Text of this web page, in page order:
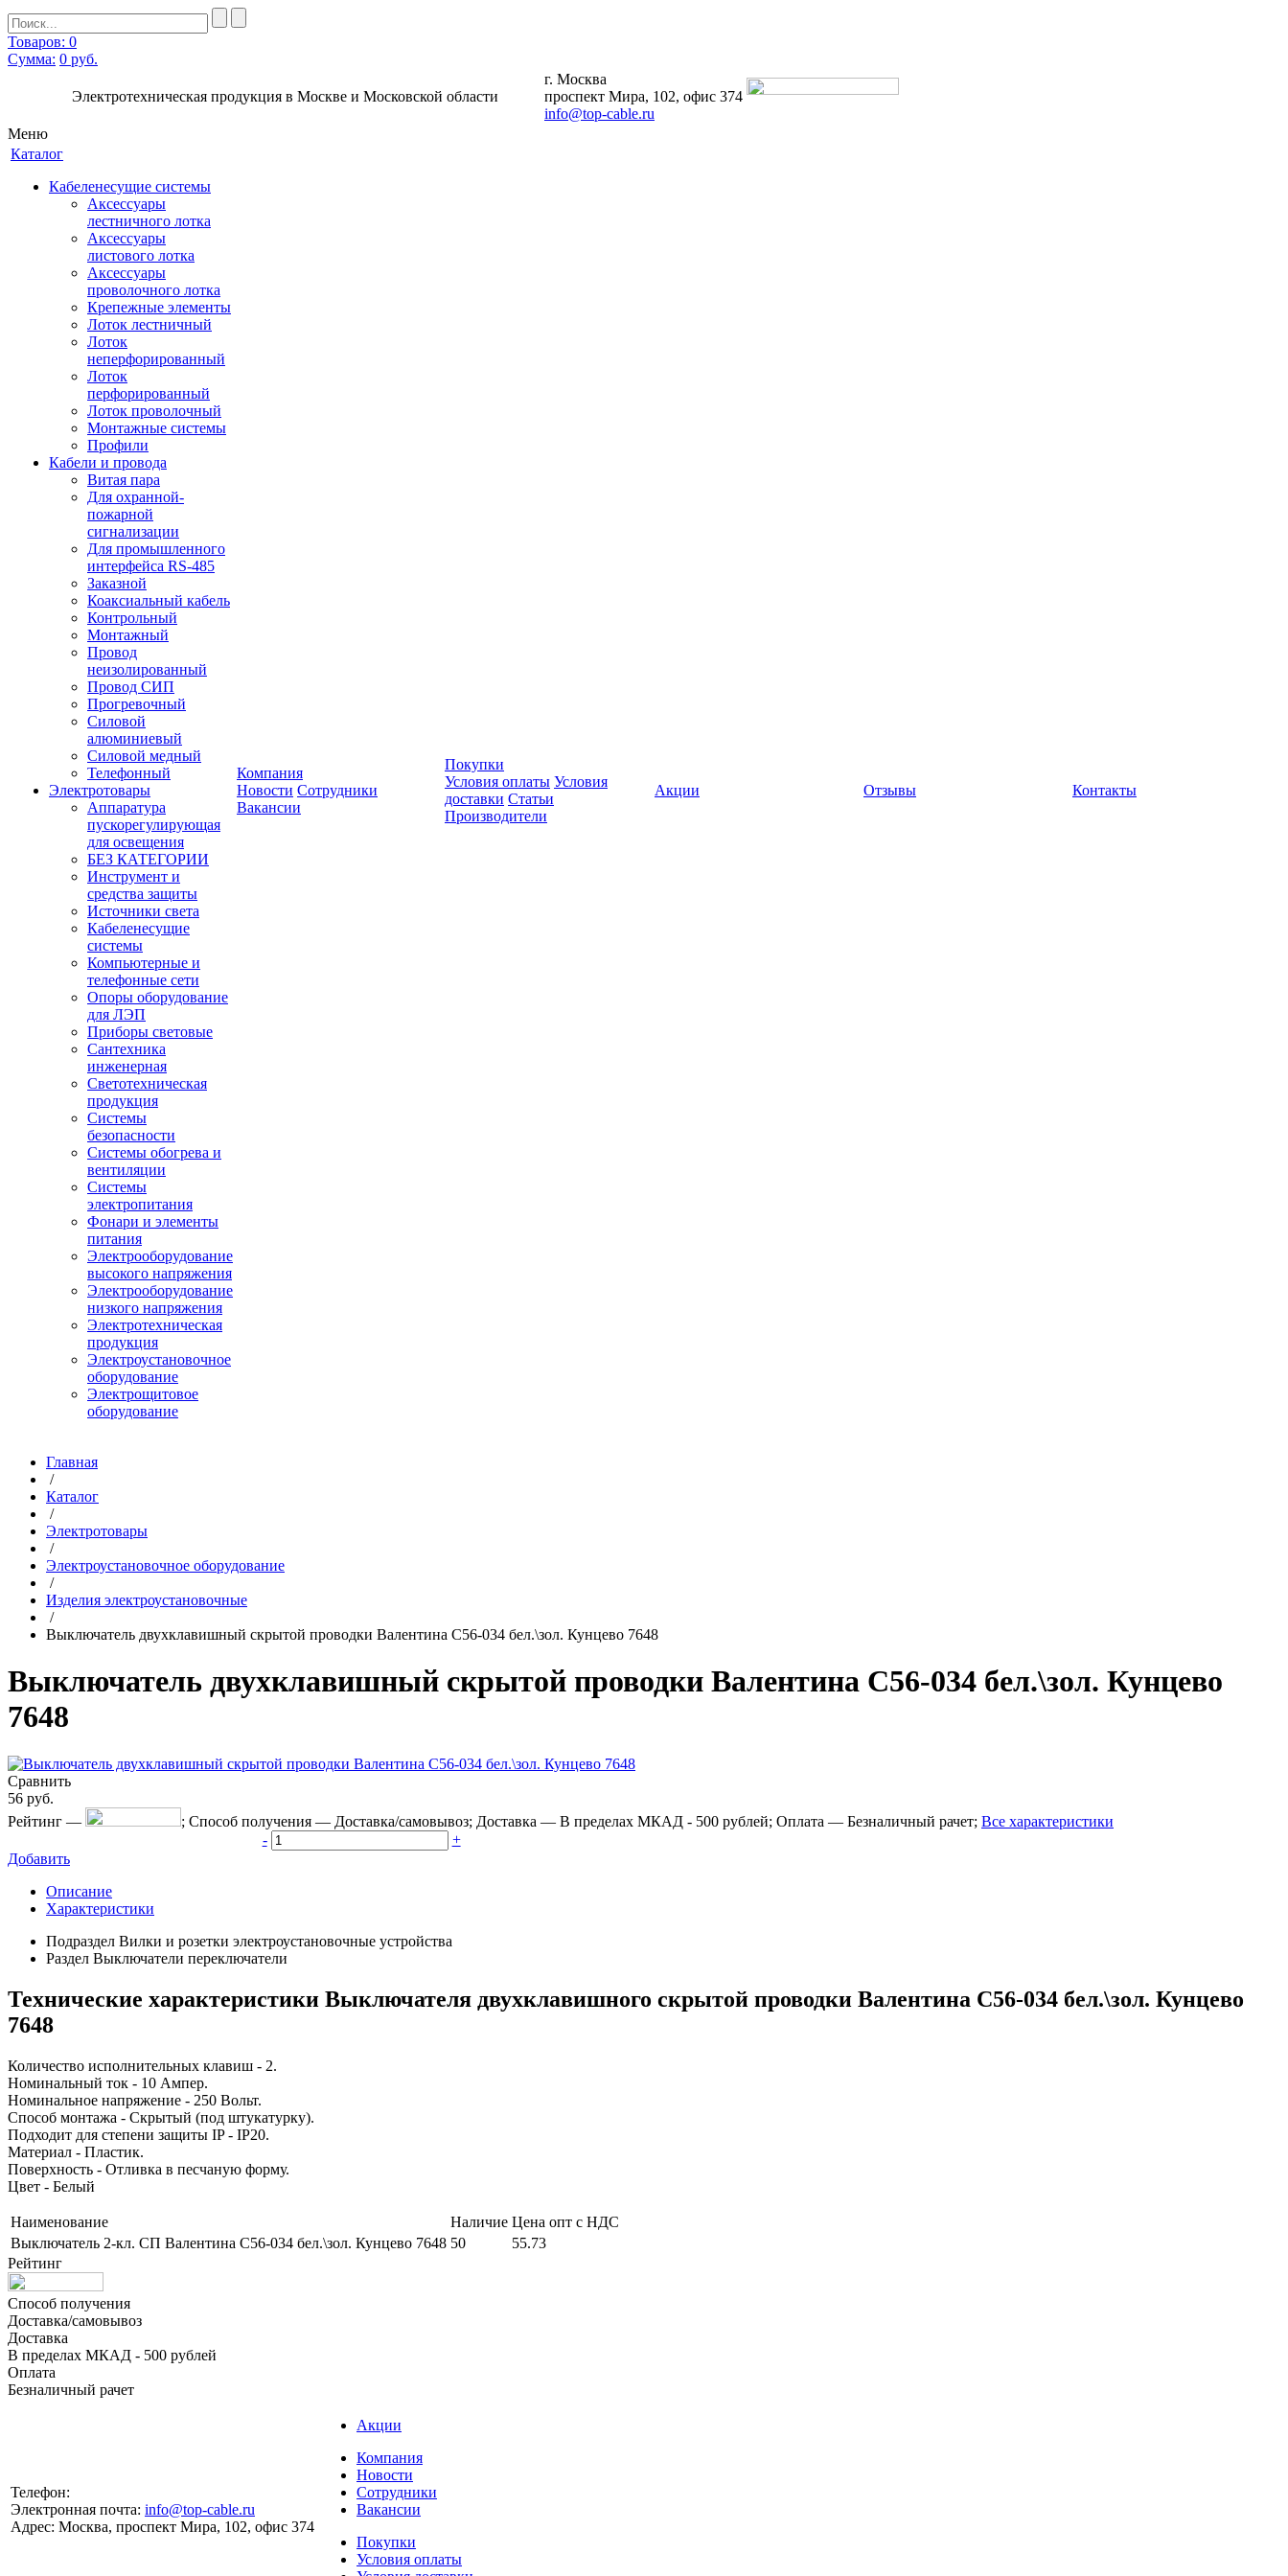
Товаров: 0
Сумма: 0 руб.
Электротехническая продукция в Москве и Московской области
г. Москва
проспект Мира, 102, офис 374
info@top-cable.ru
Меню
Каталог
Кабеленесущие системы
Аксессуары
лестничного лотка
Аксессуары
листового лотка
Аксессуары
проволочного лотка
Крепежные элементы
Лоток лестничный
Лоток
неперфорированный
Лоток
перфорированный
Лоток проволочный
Монтажные системы
Профили
Кабели и провода
Витая пара
Для охранной-
пожарной
сигнализации
Для промышленного
интерфейса RS-485
Заказной
Коаксиальный кабель
Контрольный
Монтажный
Провод
неизолированный
Провод СИП
Прогревочный
Силовой
алюминиевый
Силовой медный
Телефонный
Электротовары
Аппаратура
пускорегулирующая
для освещения
БЕЗ КАТЕГОРИИ
Инструмент и
средства защиты
Источники света
Кабеленесущие
системы
Компьютерные и
телефонные сети
Опоры оборудование
для ЛЭП
Приборы световые
Сантехника
инженерная
Светотехническая
продукция
Системы
безопасности
Системы обогрева и
вентиляции
Системы
электропитания
Фонари и элементы
питания
Электрооборудование
высокого напряжения
Электрооборудование
низкого напряжения
Электротехническая
продукция
Электроустановочное
оборудование
Электрощитовое
оборудование
Компания
Новости Сотрудники
Вакансии
Покупки
Условия оплаты Условия
доставки Статьи
Производители
Акции Отзывы Контакты
Главная
/
Каталог
/
Электротовары
/
Электроустановочное оборудование
/
Изделия электроустановочные
/
Выключатель двухклавишный скрытой проводки Валентина С56-034 бел.\зол. Кунцево 7648
Выключатель двухклавишный скрытой проводки Валентина С56-034 бел.\зол. Кунцево
7648
Сравнить
56 руб.
Рейтинг — ; Способ получения — Доставка/самовывоз; Доставка — В пределах МКАД - 500 рублей; Оплата — Безналичный рачет; Все характеристики
-
+
Добавить
Описание
Характеристики
Подраздел Вилки и розетки электроустановочные устройства
Раздел Выключатели переключатели
Технические характеристики Выключателя двухклавишного скрытой проводки Валентина С56-034 бел.\зол. Кунцево
7648
Количество исполнительных клавиш - 2.
Номинальный ток - 10 Ампер.
Номинальное напряжение - 250 Вольт.
Способ монтажа - Скрытый (под штукатурку).
Подходит для степени защиты IP - IP20.
Материал - Пластик.
Поверхность - Отливка в песчаную форму.
Цвет - Белый
Наименование Наличие Цена опт с НДС
Выключатель 2-кл. СП Валентина С56-034 бел.\зол. Кунцево 7648 50
55.73
Рейтинг
Способ получения
Доставка/самовывоз
Доставка
В пределах МКАД - 500 рублей
Оплата
Безналичный рачет
Телефон:
Электронная почта: info@top-cable.ru
Адрес: Москва, проспект Мира, 102, офис 374
Акции
Компания
Новости
Сотрудники
Вакансии
Покупки
Условия оплаты